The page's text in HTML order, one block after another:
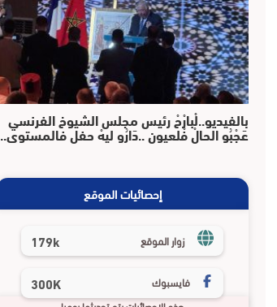
بالفيديو..لْبارْحْ رئيس مجلس الشيوخ الفرنسي
عَجْبُو الحالْ فْلعيون ..دَارُو ليهْ حفل فالمستوى..
إحصائيات الموقع
زوار الموقع 179k
فايسبوك 300K